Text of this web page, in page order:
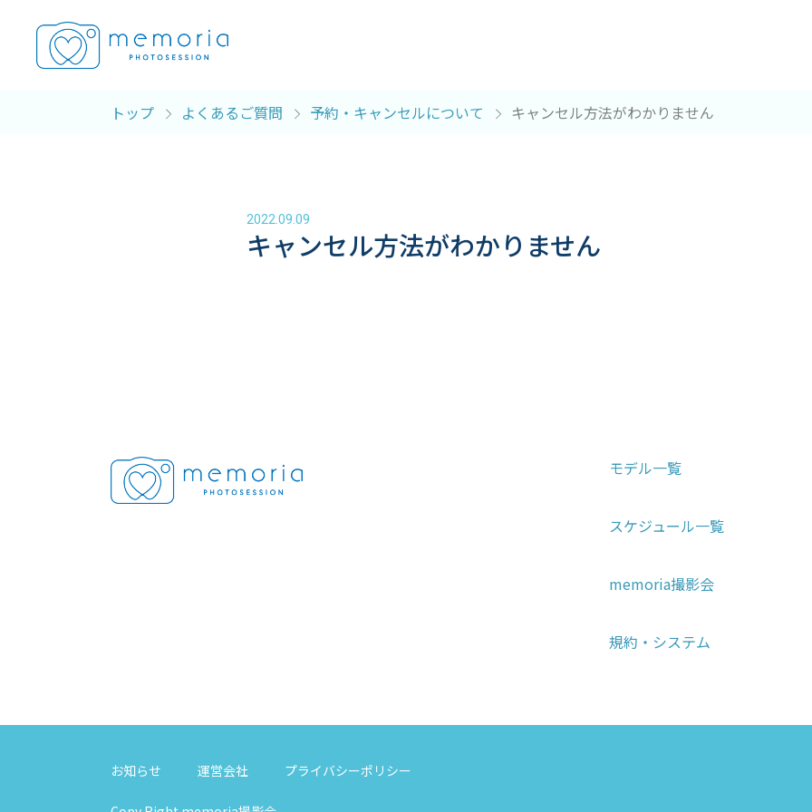
トップ よくあるご質問 予約・キャンセルについて キャンセル方法がわかりません
2022.09.09
キャンセル方法がわかりません
モデル一覧
スケジュール一覧
memoria撮影会
規約・システム
お知らせ 運営会社 プライバシーポリシー